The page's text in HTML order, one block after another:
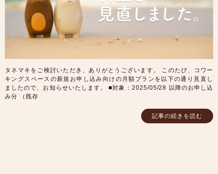
タネマキをご検討いただき、ありがとうございます。 このたび、コワー
キングスペースの新規お申し込み向けの月額プランを以下の通り見直し
ましたので、お知らせいたします。 ■対象：2025/05/28 以降のお申し込
み分 （既存
記事の続きを読む